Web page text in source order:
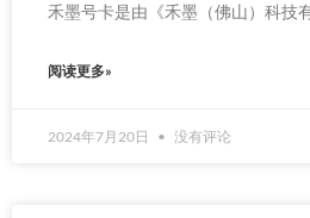
禾墨号卡是由《禾墨（佛山）科技
阅读更多»
2024年7月20日 没有评论